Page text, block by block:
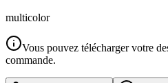
multicolor
Vous pouvez télécharger votre
commande.